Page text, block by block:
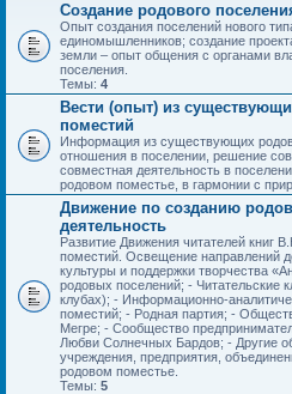
Создание родового
Опыт создания поселений нового
единомышленников; создание
земли – опыт общения с органами
поселения.
Темы: 4
Вести (опыт) из
поместий
Информация из существующих
отношения в поселении, решение
совместная деятельность в
родовом поместье, в гармонии с
Движение по созданию
деятельность
Развитие Движения читателей книг
поместий. Освещение направлений
культуры и поддержки творчества
родовых поселений; -
клубах); - Информационно-
поместий; - Родная партия; -
Мегре; - Сообщество
Любви Солнечных Бардов; - Другие
учреждения, предприятия,
родовом поместье.
Темы: 5